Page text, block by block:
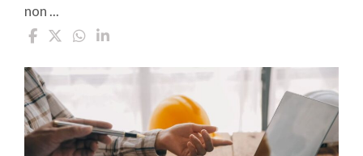
non ...